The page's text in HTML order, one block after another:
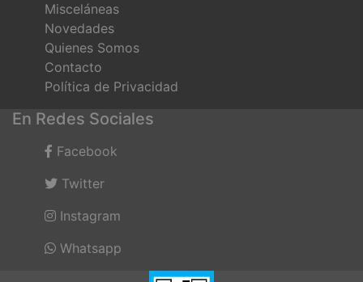
Misceláneas
Novedades
Quienes Somos
Contacto
Política de Privacidad
En Redes Sociales
Facebook
Twitter
Instagram
Whatsapp